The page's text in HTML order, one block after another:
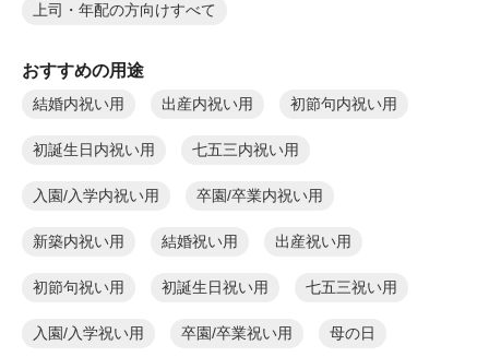
上司・年配の方向けすべて
おすすめの用途
結婚内祝い用 出産内祝い用 初節句内祝い用
初誕生日内祝い用 七五三内祝い用
入園/入学内祝い用 卒園/卒業内祝い用
新築内祝い用 結婚祝い用 出産祝い用
初節句祝い用 初誕生日祝い用 七五三祝い用
入園/入学祝い用 卒園/卒業祝い用 母の日